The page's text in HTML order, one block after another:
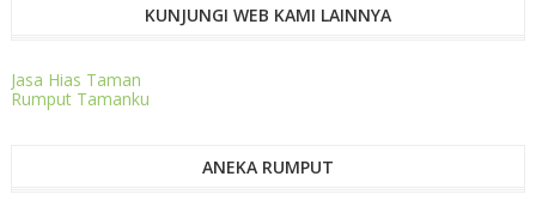
KUNJUNGI WEB KAMI LAINNYA
Jasa Hias Taman
Rumput Tamanku
ANEKA RUMPUT